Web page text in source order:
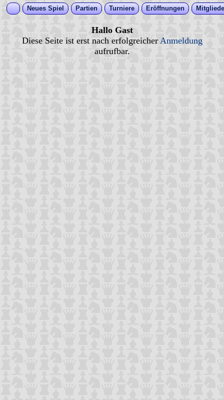
Neues Spiel Partien Turniere Eröffnungen
Hallo Gast
Diese Seite ist erst nach erfolgreicher Anmeldung
aufrufbar.